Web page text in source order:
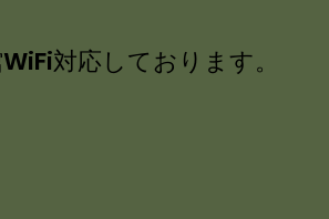
彩る 宮津産ヒオウギ
対応しております。